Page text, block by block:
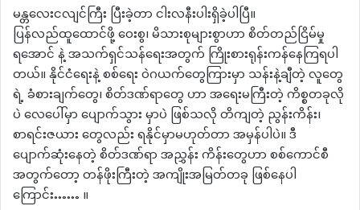
မန္တလေးငလျင်ကြီး ပြီးခဲ့တာ ငါးလနီးပါးရှိခဲ့ပါပြီ။
ပြန်လည်ထူထောင်ဖို့ ဝေးစွ၊ မိသားစုများစွာဟာ စိတ်တည်ငြိမ်မှု
ရအောင် နဲ့ အသက်ရှင်သန်ရေးအတွက် ကြိုးစားရုန်းကန်နေကြရပါ
တယ်။ နိုင်ငံရေးနဲ့ စစ်ရေး ဝဲဂယက်တွေကြားမှာ သန်းနဲ့ချီတဲ့ လူတွေ
ရဲ့ ခံစားချက်တွေ၊ စိတ်ဒဏ်ရာတွေ ဟာ အရေးမကြီးတဲ့ ကိစ္စတခုလို
ပဲ လေပေါ်မှာ ပျောက်သွား မှာပဲ ဖြစ်သလို တိကျတဲ့ ညွန်းကိန်း၊
စာရင်းဇယား တွေလည်း ရနိုင်မှာမဟုတ်တာ အမှန်ပါပဲ။ ဒီ
ပျောက်ဆုံးနေတဲ့ စိတ်ဒဏ်ရာ အညွှန်း ကိန်းတွေဟာ စစ်ကောင်စီ
အတွက်တော့ တန်ဖိုးကြီးတဲ့ အကျိုးအမြတ်တခု ဖြစ်နေပါ
ကြောင်း…… ။